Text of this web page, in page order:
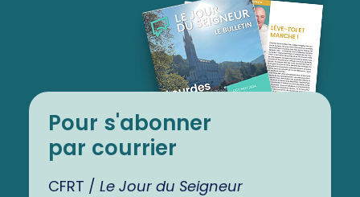
Pour s'abonner
par courrier
CFRT / Le Jour du Seigneur